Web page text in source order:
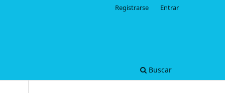
Buscar
Registrarse Entrar